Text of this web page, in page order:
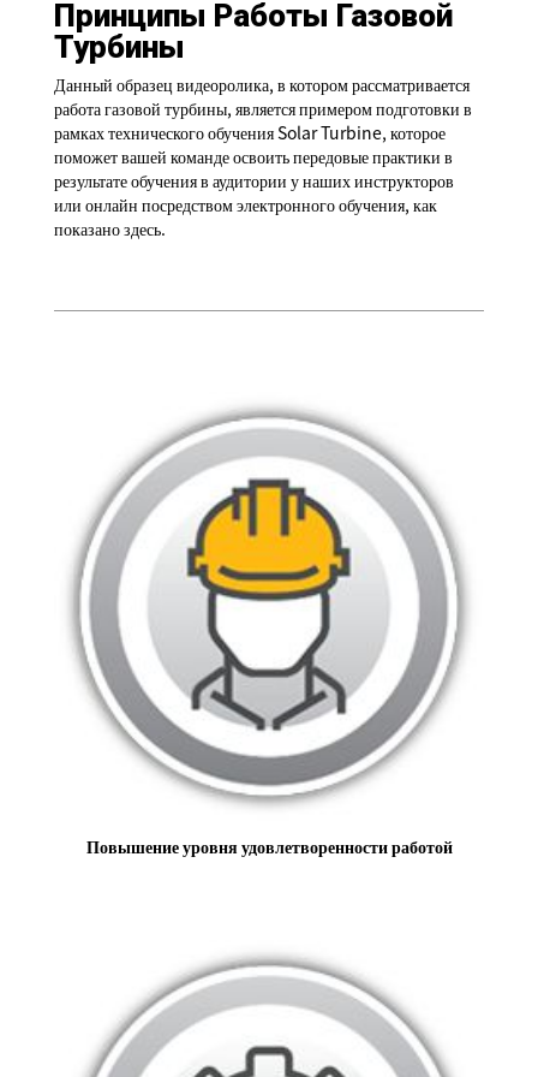
Принципы Работы Газовой
Турбины
Данный образец видеоролика, в котором рассматривается
работа газовой турбины, является примером подготовки в
рамках технического обучения Solar Turbine, которое
поможет вашей команде освоить передовые практики в
результате обучения в аудитории у наших инструкторов
или онлайн посредством электронного обучения, как
показано здесь.
Повышение уровня удовлетворенности работой